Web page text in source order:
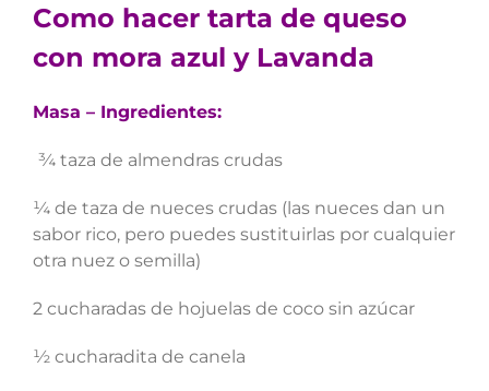
Como hacer tarta de queso
con mora azul y Lavanda
Masa – Ingredientes:
¾ taza de almendras crudas
¼ de taza de nueces crudas (las nueces dan un
sabor rico, pero puedes sustituirlas por cualquier
otra nuez o semilla)
2 cucharadas de hojuelas de coco sin azúcar
½ cucharadita de canela